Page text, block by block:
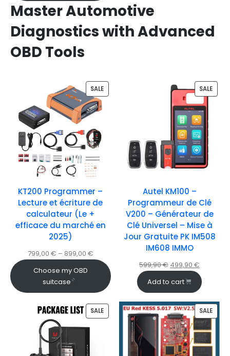
Master Automotive
Diagnostics with Advanced
OBD Tools
SALE
KT200 Programmer –
Lecture et écriture de
calculateur (Le +
efficace du marché en
2025)
799,00 € – 899,00 €
Choose my OBD
suitcase
SALE
Autel KM100 –
Programmeur de Clé
V200 – Générateur de
Clé Universel – Mise à
Jour Gratuite PK IM508
IM608 IMMO
599,90€ 499,90€
Add to cart
SALE SALE